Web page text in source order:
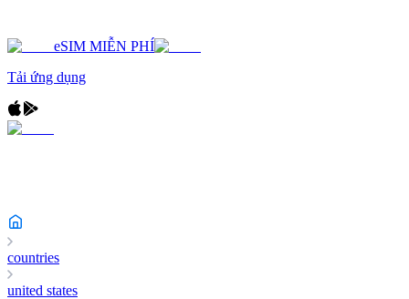
eSIM MIỄN PHÍ
Tải ứng dụng
countries
united states